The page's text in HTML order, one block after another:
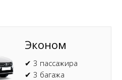
Эконом
✔ 3 пассажира
✔ 3 багажа